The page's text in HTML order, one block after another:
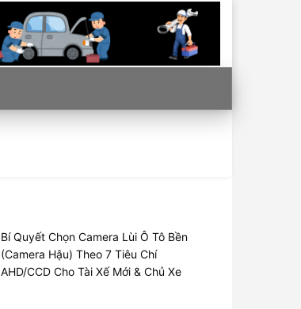
Bí Quyết Chọn Camera Lùi Ô Tô Bền
(Camera Hậu) Theo 7 Tiêu Chí
AHD/CCD Cho Tài Xế Mới & Chủ Xe